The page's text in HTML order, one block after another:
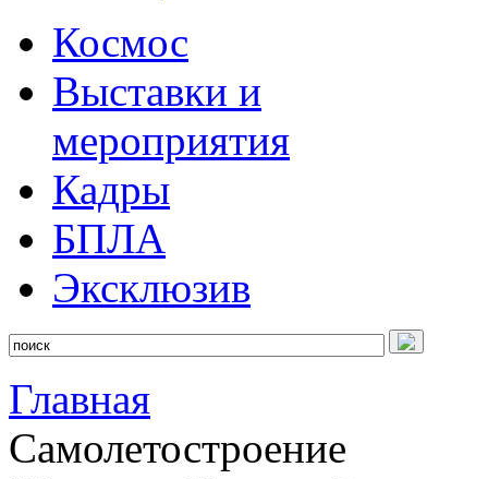
Космос
Выставки и
мероприятия
Кадры
БПЛА
Эксклюзив
Главная
Самолетостроение